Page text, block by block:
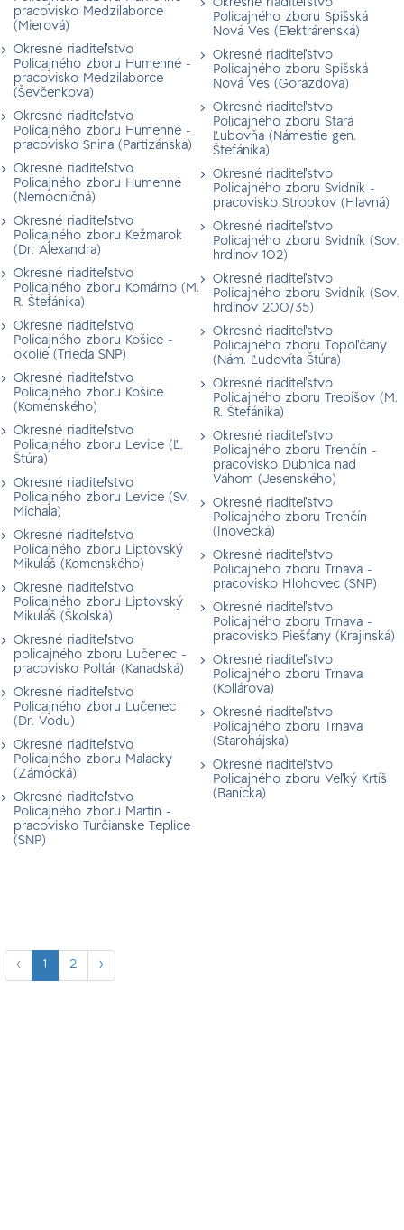
pracovisko Medzilaborce
(Mierová)
Okresné riaditeľstvo
Policajného zboru Humenné -
pracovisko Medzilaborce
(Ševčenkova)
Okresné riaditeľstvo
Policajného zboru Humenné -
pracovisko Snina (Partizánska)
Okresné riaditeľstvo
Policajného zboru Humenné
(Nemocničná)
Okresné riaditeľstvo
Policajného zboru Kežmarok
(Dr. Alexandra)
Okresné riaditeľstvo
Policajného zboru Komárno (M.
R. Štefánika)
Okresné riaditeľstvo
Policajného zboru Košice -
okolie (Trieda SNP)
Okresné riaditeľstvo
Policajného zboru Košice
(Komenského)
Okresné riaditeľstvo
Policajného zboru Levice (Ľ.
Štúra)
Okresné riaditeľstvo
Policajného zboru Levice (Sv.
Michala)
Okresné riaditeľstvo
Policajného zboru Liptovský
Mikuláš (Komenského)
Okresné riaditeľstvo
Policajného zboru Liptovský
Mikuláš (Školská)
Okresné riaditeľstvo
policajného zboru Lučenec -
pracovisko Poltár (Kanadská)
Okresné riaditeľstvo
Policajného zboru Lučenec
(Dr. Vodu)
Okresné riaditeľstvo
Policajného zboru Malacky
(Zámocká)
Okresné riaditeľstvo
Policajného zboru Martin -
pracovisko Turčianske Teplice
(SNP)
Okresné riaditeľstvo
Policajného zboru Spišská
Nová Ves (Elektrárenská)
Okresné riaditeľstvo
Policajného zboru Spišská
Nová Ves (Gorazdova)
Okresné riaditeľstvo
Policajného zboru Stará
Ľubovňa (Námestie gen.
Štefánika)
Okresné riaditeľstvo
Policajného zboru Svidník -
pracovisko Stropkov (Hlavná)
Okresné riaditeľstvo
Policajného zboru Svidník (Sov.
hrdinov 102)
Okresné riaditeľstvo
Policajného zboru Svidník (Sov.
hrdinov 200/35)
Okresné riaditeľstvo
Policajného zboru Topoľčany
(Nám. Ľudovíta Štúra)
Okresné riaditeľstvo
Policajného zboru Trebišov (M.
R. Štefánika)
Okresné riaditeľstvo
Policajného zboru Trenčín -
pracovisko Dubnica nad
Váhom (Jesenského)
Okresné riaditeľstvo
Policajného zboru Trenčín
(Inovecká)
Okresné riaditeľstvo
Policajného zboru Trnava -
pracovisko Hlohovec (SNP)
Okresné riaditeľstvo
Policajného zboru Trnava -
pracovisko Piešťany (Krajinská)
Okresné riaditeľstvo
Policajného zboru Trnava
(Kollárova)
Okresné riaditeľstvo
Policajného zboru Trnava
(Starohájska)
Okresné riaditeľstvo
Policajného zboru Veľký Krtíš
(Banícka)
‹ 1 2 ›